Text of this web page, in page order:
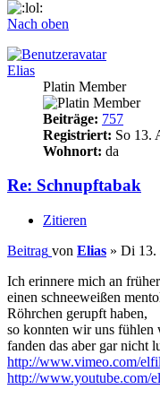
Nach oben
Elias
Platin Member
Beiträge: 757
Registriert: So 13.
Wohnort: da
Re: Schnupftabak
Zitieren
Beitrag von Elias » Di 13.
Ich erinnere mich an
einen schneeweißen
Röhrchen gerupft haben,
so konnten wir uns fühlen
fanden das aber gar nicht
http://www.vimeo.com/
http://www.youtube.com/